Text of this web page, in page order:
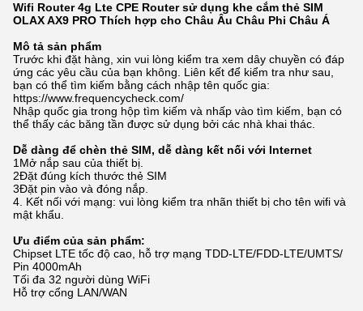
Wifi Router 4g Lte CPE Router sử dụng khe cắm thẻ SIM
OLAX AX9 PRO Thích hợp cho Châu Âu Châu Phi Châu Á
Mô tả sản phẩm
Trước khi đặt hàng, xin vui lòng kiểm tra xem dây chuyền có đáp
ứng các yêu cầu của bạn không. Liên kết để kiểm tra như sau,
bạn có thể tìm kiếm bằng cách nhập tên quốc gia:
https://www.frequencycheck.com/
Nhập quốc gia trong hộp tìm kiếm và nhấp vào tìm kiếm, bạn có
thể thấy các băng tần được sử dụng bởi các nhà khai thác.
Dễ dàng để chèn thẻ SIM, dễ dàng kết nối với Internet
1Mở nắp sau của thiết bị.
2Đặt đúng kích thước thẻ SIM
3Đặt pin vào và đóng nắp.
4. Kết nối với mạng: vui lòng kiểm tra nhãn thiết bị cho tên wifi và
mật khẩu.
Ưu điểm của sản phẩm:
Chipset LTE tốc độ cao, hỗ trợ mạng TDD-LTE/FDD-LTE/UMTS/
Pin 4000mAh
Tối đa 32 người dùng WiFi
Hỗ trợ cổng LAN/WAN